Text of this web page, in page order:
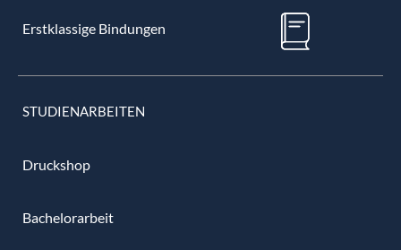
Erstklassige Bindungen
STUDIENARBEITEN
Druckshop
Bachelorarbeit